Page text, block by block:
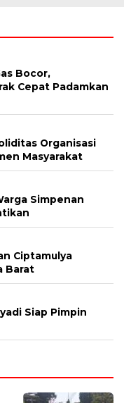
Bocor,
Cepat Padamkan
Organisasi
Masyarakat
Simpenan
Ciptamulya
Barat
Siap Pimpin